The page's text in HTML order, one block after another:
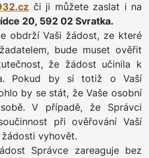
či ji můžete zaslat i na
20, 592 02 Svratka.
Vaši žádost, ze které
bude muset ověřit
že žádost učinila k
Pokud by si totiž o Vaší
by se stát, že Vaše osobní
V případě, že Správci
při ověřování Vaší
vyhovět.
zareaguje bez